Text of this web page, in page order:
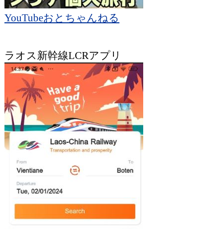
YouTubeおとちゃんねる
ラオス新幹線LCRアプリ